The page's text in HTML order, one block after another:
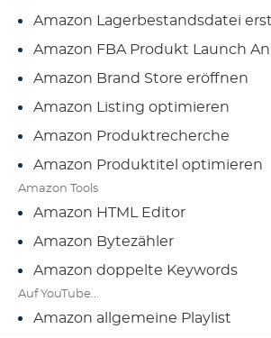
Amazon Lagerbestandsdatei
Amazon FBA Produkt Launch
Amazon Brand Store eröffnen
Amazon Listing optimieren
Amazon Produktrecherche
Amazon Produktitel optimieren
Amazon Tools
Amazon HTML Editor
Amazon Bytezähler
Amazon doppelte Keywords
Auf YouTube...
Amazon allgemeine Playlist